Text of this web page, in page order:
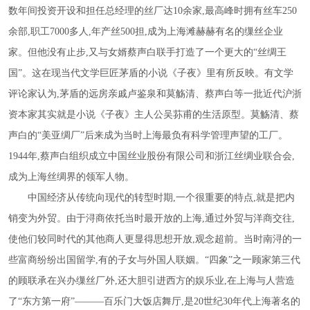
数年间投资开设和担任总经理的丝厂达10余家,最高峰时拥有丝车250
余部,职工7000多人,年产丝500担,成为上海滩赫赫有名的缫丝企业
家。但他没有止步,又与女婿蔡声白联手打造了一个更大的“丝绸王
国”。这在现当代文学巨匠茅盾的小说《子夜》里有所反映。有文学
评论家认为,茅盾的远房亲戚卢鉴泉和莫觞清、蔡声白等一批近代沪浙
资本家其实就是小说《子夜》主人公吴荪甫的生活原型。莫觞清、蔡
声白的“美亚绸厂”后来成为当时上海最负有科学管理声望的工厂。
1944年,蔡声白组织成立中国丝业股份有限公司和浙江丝绸业联合会,
成为上海丝绸界的领军人物。
中国经济从传统向现代的转型时期 ,一个很重要的特点,就是把内
销变为外贸。由于浔商依托当时最开放的上海,通过外贸与洋商交往,
使他们较同时代的其他商人更显得思想开放,观念超前。当时南浔的一
些富商纷纷出国留学,有的子女与外国人联姻。“四象”之一顾家第三代
的顾联承在兴办缫丝厂外,还大胆引进西方的娱乐业,在上海与人营造
了“东方第一府”———百乐门大饭店舞厅,是20世纪30年代上海著名的